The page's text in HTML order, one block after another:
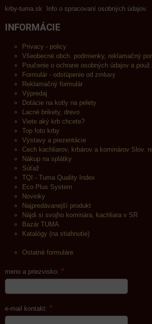
krby-tuma.sk Info o spracovaní osobných údajov.
INFORMÁCIE
Privacy - policy
Všeobecné obch. podmienky, reklamačný
Poučenie o ochrane osobných údajov a
Formulár - odstúpenie od zmluvy
Reklamačný formulár
Výpredaj
Dotácie na kotly na pelety
Lacné brikety, drevo
Viete aký krb chcete?
Top foto krby
Výstavy a prezentácie
Cech kachliarov, krbárov a kominárov Slov.
Nákup na splátky
Súťaž
TQI - Tuma Quality Index
Eco Plus System
Novinky
Najpredávanejší produkt
Nájdi si svojho kominára, kachliara v SR
Bazár TUMA
Katalógy (na stiahnutie)
Ostatné formuláre
meno a priezvisko: *
e-mail kontakt: *